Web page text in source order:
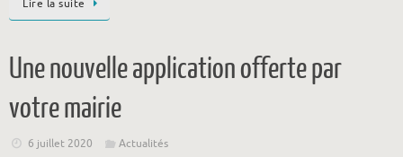
Lire la suite
Une nouvelle application offerte par
votre mairie
6 juillet 2020 Actualités